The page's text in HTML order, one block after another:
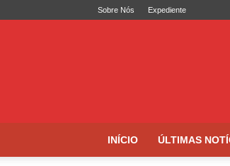
Sobre Nós Expediente
INÍCIO ÚLTIMAS